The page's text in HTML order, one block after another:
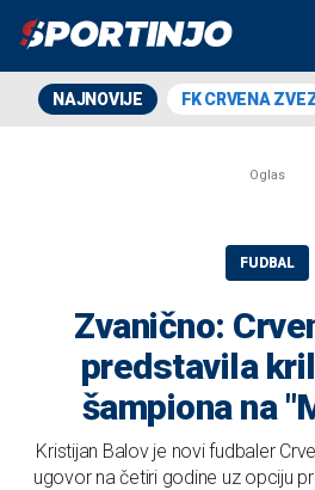
NAJNOVIJE FK CRVENA
FUDBAL
Zvanično:
predstavila
šampiona na
Kristijan Balov je novi fudbaler
ugovor na četiri godine uz opciju